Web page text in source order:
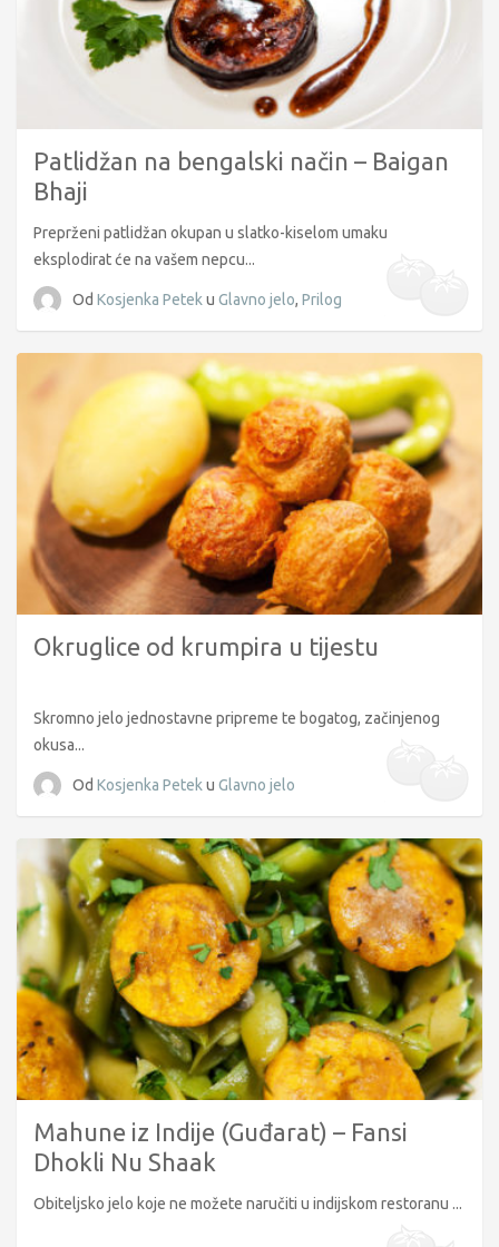
Patlidžan na bengalski način – Baigan
Bhaji
Preprženi patlidžan okupan u slatko-kiselom umaku
eksplodirat će na vašem nepcu...
Od Kosjenka Petek u Glavno jelo, Prilog
Okruglice od krumpira u tijestu
Skromno jelo jednostavne pripreme te bogatog, začinjenog
okusa...
Od Kosjenka Petek u Glavno jelo
Mahune iz Indije (Guđarat) – Fansi
Dhokli Nu Shaak
Obiteljsko jelo koje ne možete naručiti u indijskom restoranu ...